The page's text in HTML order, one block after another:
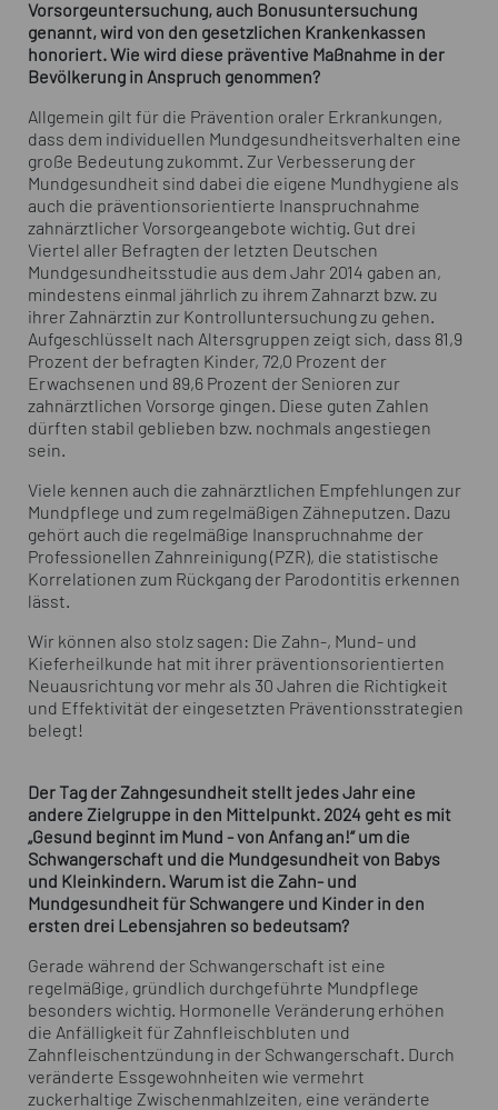
Vorsorgeuntersuchung, auch Bonusuntersuchung
genannt, wird von den gesetzlichen Krankenkassen
honoriert. Wie wird diese präventive Maßnahme in der
Bevölkerung in Anspruch genommen?
Allgemein gilt für die Prävention oraler Erkrankungen,
dass dem individuellen Mundgesundheitsverhalten eine
große Bedeutung zukommt. Zur Verbesserung der
Mundgesundheit sind dabei die eigene Mundhygiene als
auch die präventionsorientierte Inanspruchnahme
zahnärztlicher Vorsorgeangebote wichtig. Gut drei
Viertel aller Befragten der letzten Deutschen
Mundgesundheitsstudie aus dem Jahr 2014 gaben an,
mindestens einmal jährlich zu ihrem Zahnarzt bzw. zu
ihrer Zahnärztin zur Kontrolluntersuchung zu gehen.
Aufgeschlüsselt nach Altersgruppen zeigt sich, dass 81,9
Prozent der befragten Kinder, 72,0 Prozent der
Erwachsenen und 89,6 Prozent der Senioren zur
zahnärztlichen Vorsorge gingen. Diese guten Zahlen
dürften stabil geblieben bzw. nochmals angestiegen
sein.
Viele kennen auch die zahnärztlichen Empfehlungen zur
Mundpflege und zum regelmäßigen Zähneputzen. Dazu
gehört auch die regelmäßige Inanspruchnahme der
Professionellen Zahnreinigung (PZR), die statistische
Korrelationen zum Rückgang der Parodontitis erkennen
lässt.
Wir können also stolz sagen: Die Zahn-, Mund- und
Kieferheilkunde hat mit ihrer präventionsorientierten
Neuausrichtung vor mehr als 30 Jahren die Richtigkeit
und Effektivität der eingesetzten Präventionsstrategien
belegt!
Der Tag der Zahngesundheit stellt jedes Jahr eine
andere Zielgruppe in den Mittelpunkt. 2024 geht es mit
„Gesund beginnt im Mund - von Anfang an!“ um die
Schwangerschaft und die Mundgesundheit von Babys
und Kleinkindern. Warum ist die Zahn- und
Mundgesundheit für Schwangere und Kinder in den
ersten drei Lebensjahren so bedeutsam?
Gerade während der Schwangerschaft ist eine
regelmäßige, gründlich durchgeführte Mundpflege
besonders wichtig. Hormonelle Veränderung erhöhen
die Anfälligkeit für Zahnfleischbluten und
Zahnfleischentzündung in der Schwangerschaft. Durch
veränderte Essgewohnheiten wie vermehrt
zuckerhaltige Zwischenmahlzeiten, eine veränderte